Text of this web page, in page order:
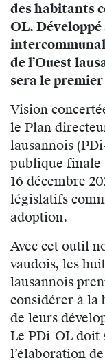
des habitants
OL. Développé
de l’Ouest
sera le
Vision
le Plan
lausannois
publique finale
16 décembre
législatifs
adoption.
Avec cet outil
vaudois, les
lausannois
considérer à la
de leurs
Le PDi-OL doit
l’élaboration